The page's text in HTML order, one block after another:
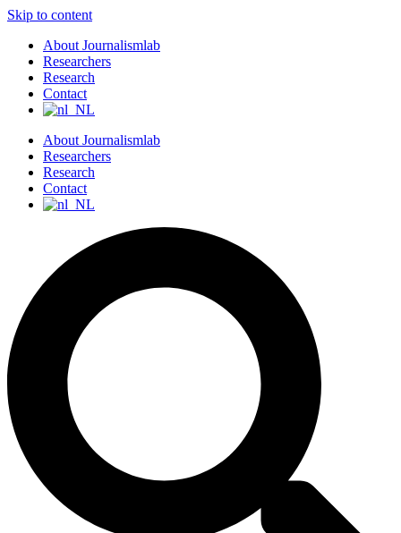
Skip to content
About Journalismlab
Researchers
Research
Contact
About Journalismlab
Researchers
Research
Contact